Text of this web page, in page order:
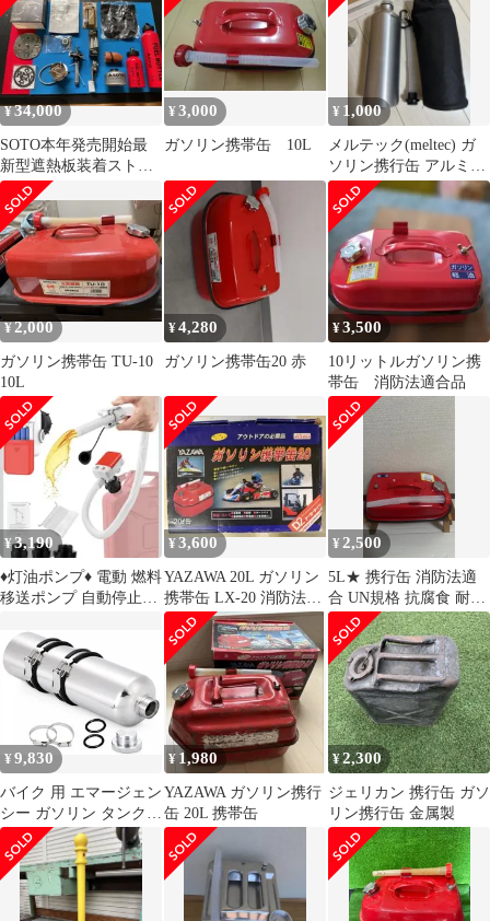
¥34,000
SOTO本年発売開始最
新型遮熱板装着ストー
ムブレイカーフルセッ
ト新品未使用未点火
¥3,000
ガソリン携帯缶 10L
¥ 1,000
メルテック(meltec) ガ
ソリン携行缶 アルミボ
トルタイプ 1L
¥2,000
ガソリン携帯缶 TU-10
10L
¥4,280
ガソリン携帯缶20 赤
¥3,500
10リットルガソリン携
帯缶 消防法適合品
¥3,190
♦灯油ポンプ♦ 電動 燃料
移送ポンプ 自動停止セ
ロー防止
¥3,600
YAZAWA 20L ガソリン
携帯缶 LX-20 消防法適
合
¥ 2,500
5L★ 携行缶 消防法適
合 UN規格 抗腐食 耐久
性 灯油 保存
¥9,830
バイク 用 エマージェン
シー ガソリン タンク
ステンレス製 携行缶 予
備タンク 固定バンド パ
ッキン 付属 汎用品
(1.8L) [1.8L]
¥ 1,980
YAZAWA ガソリン携行
缶 20L 携帯缶
¥2,300
ジェリカン 携行缶 ガソ
リン携行缶 金属製